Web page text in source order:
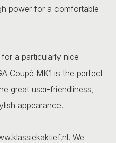
power for a comfortable
a particularly nice
Coupé MK1 is the perfect
great user-friendliness,
appearance.
We